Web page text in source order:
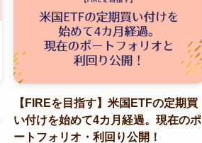
【FIREを目指す】米国ETFの定期買
い付けを始めて4カ月経過。現在のポ
ートフォリオ・利回り公開！